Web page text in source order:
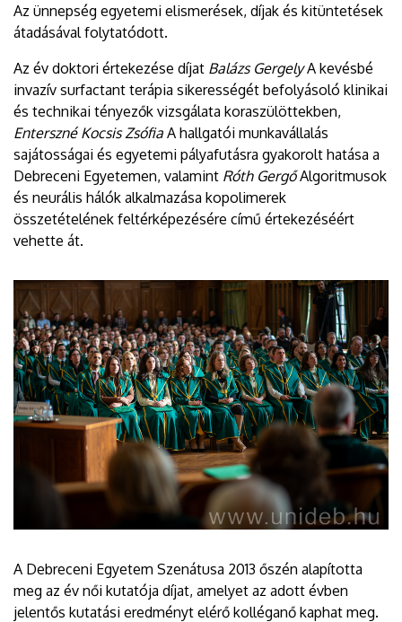
Az ünnepség egyetemi elismerések, díjak és kitüntetések
átadásával folytatódott.
Az év doktori értekezése díjat Balázs GergelyA kevésbé
invazív surfactant terápia sikerességét befolyásoló klinikai
és technikai tényezők vizsgálata koraszülöttekben,
Enterszné Kocsis Zsófia A hallgatói munkavállalás
sajátosságai és egyetemi pályafutásra gyakorolt hatása a
Debreceni Egyetemen, valamint Róth GergőAlgoritmusok
és neurális hálók alkalmazása kopolimerek
összetételének feltérképezésére című értekezéséért
vehette át.
A Debreceni Egyetem Szenátusa 2013 őszén alapította
meg az év női kutatója díjat, amelyet az adott évben
jelentős kutatási eredményt elérő kolléganő kaphat meg.